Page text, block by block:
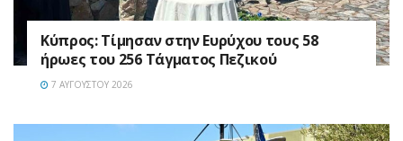
Κύπρος: Τίμησαν στην Ευρύχου τους 58
ήρωες του 256 Τάγματος Πεζικού
7 ΑΥΓΟΎΣΤΟΥ 2026